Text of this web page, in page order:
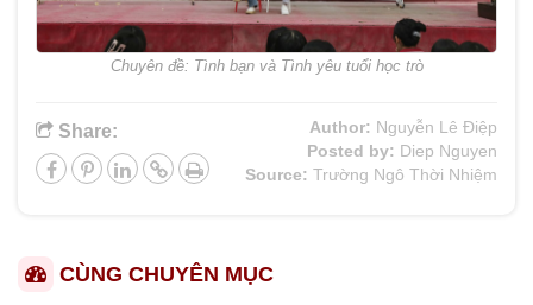
Chuyên đề: Tình bạn và Tình yêu tuổi học trò
Share: Author: Nguyễn Lê Điệp
Posted by: Diep Nguyen
Source: Trường Ngô Thời Nhiệm
CÙNG CHUYÊN MỤC